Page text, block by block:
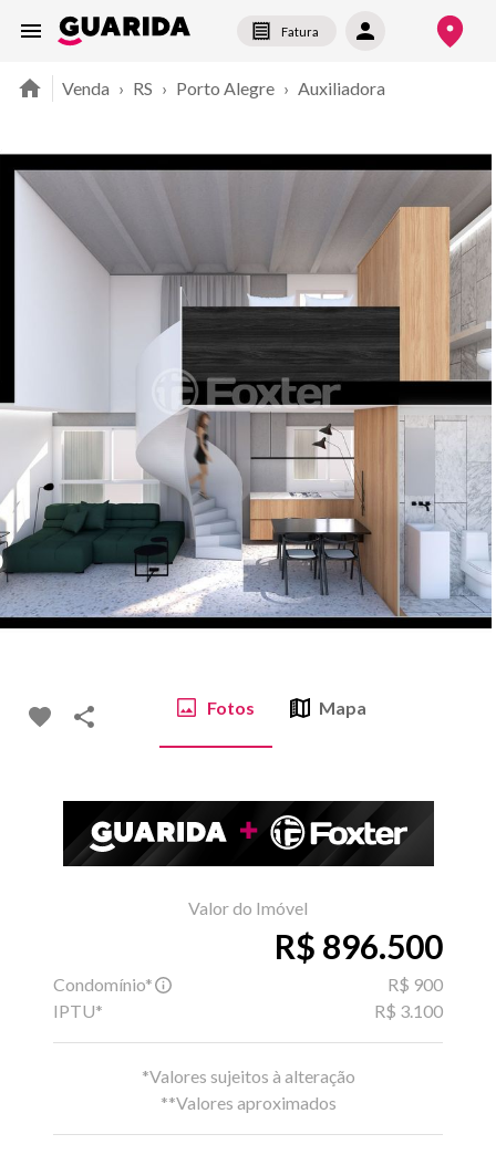
Fatura
Venda › RS › Porto Alegre › Auxiliadora
Fotos Mapa
Valor do Imóvel
R$ 896.500
Condomínio*
R$ 900
IPTU*
R$ 3.100
*Valores sujeitos à alteração
**Valores aproximados